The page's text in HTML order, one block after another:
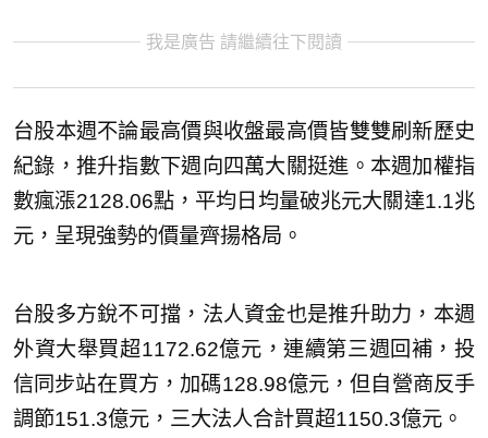
我是廣告 請繼續往下閱讀
台股本週不論最高價與收盤最高價皆雙雙刷新歷史
紀錄，推升指數下週向四萬大關挺進。本週加權指
數瘋漲2128.06點，平均日均量破兆元大關達1.1兆
元，呈現強勢的價量齊揚格局。
台股多方銳不可擋，法人資金也是推升助力，本週
外資大舉買超1172.62億元，連續第三週回補，投
信同步站在買方，加碼128.98億元，但自營商反手
調節151.3億元，三大法人合計買超1150.3億元。